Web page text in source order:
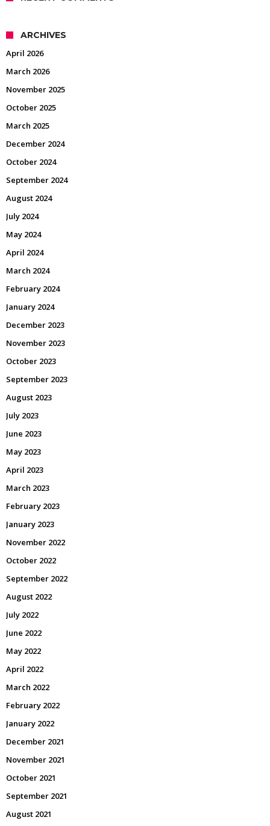
ARCHIVES
April 2026
March 2026
November 2025
October 2025
March 2025
December 2024
October 2024
September 2024
August 2024
July 2024
May 2024
April 2024
March 2024
February 2024
January 2024
December 2023
November 2023
October 2023
September 2023
August 2023
July 2023
June 2023
May 2023
April 2023
March 2023
February 2023
January 2023
November 2022
October 2022
September 2022
August 2022
July 2022
June 2022
May 2022
April 2022
March 2022
February 2022
January 2022
December 2021
November 2021
October 2021
September 2021
August 2021